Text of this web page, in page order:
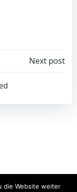
Next post
Created for
die Website weiter